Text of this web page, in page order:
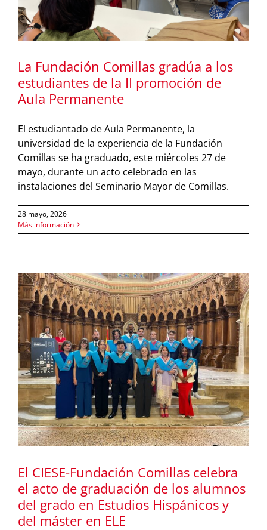
La Fundación Comillas gradúa a los
estudiantes de la II promoción de
Aula Permanente
El estudiantado de Aula Permanente, la
universidad de la experiencia de la Fundación
Comillas se ha graduado, este miércoles 27 de
mayo, durante un acto celebrado en las
instalaciones del Seminario Mayor de Comillas.
28 mayo, 2026
Más información
El CIESE-Fundación Comillas celebra
el acto de graduación de los alumnos
del grado en Estudios Hispánicos y
del máster en ELE